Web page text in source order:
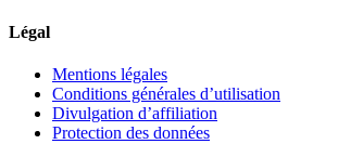
Légal
Mentions légales
Conditions générales d’utilisation
Divulgation d’affiliation
Protection des données